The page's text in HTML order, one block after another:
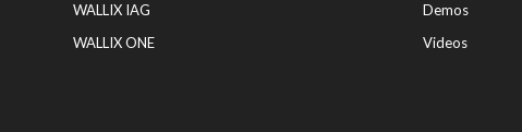
WALLIX IAG
WALLIX ONE
Demos
Videos